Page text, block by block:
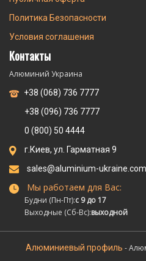
Политика Безопасности
Условия соглашения
Контакты
Алюминий Украина
+38 (068) 736 7777
+38 (096) 736 7777
0 (800) 50 4444
г.Киев, ул. Гарматная 9
sales@aluminium-
Мы работаем для Вас:
Будни (Пн-Пт):с 9 до 17
Выходные (Сб-Вс):выходной
Алюминиевый профиль -